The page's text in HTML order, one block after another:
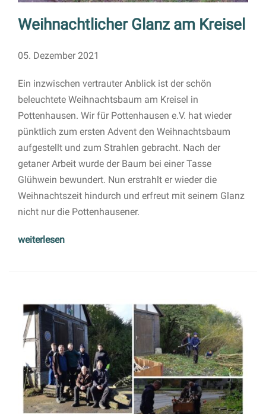
Weihnachtlicher Glanz am Kreisel
05. Dezember 2021
Ein inzwischen vertrauter Anblick ist der schön
beleuchtete Weihnachtsbaum am Kreisel in
Pottenhausen. Wir für Pottenhausen e.V. hat wieder
pünktlich zum ersten Advent den Weihnachtsbaum
aufgestellt und zum Strahlen gebracht. Nach der
getaner Arbeit wurde der Baum bei einer Tasse
Glühwein bewundert. Nun erstrahlt er wieder die
Weihnachtszeit hindurch und erfreut mit seinem Glanz
nicht nur die Pottenhausener.
weiterlesen